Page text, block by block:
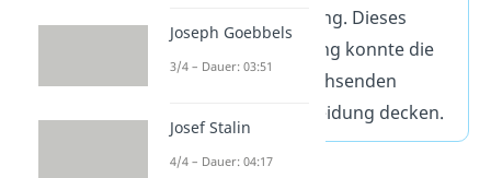
massenhaft Kleidung. Dieses
Angebot an Kleidung konnte die
Nachfrage der wachsenden
Bevölkerung an Kleidung decken.
Joseph Goebbels
3/4 – Dauer: 03:51
Josef Stalin
4/4 – Dauer: 04:17